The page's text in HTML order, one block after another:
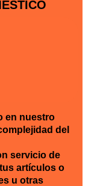
en nuestro
del
servicio de
artículos o
u otras